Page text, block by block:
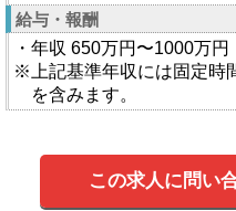
給与・報酬
・年収 650万円〜1000万円
※上記基準年収には固定時
を含みます。
この求人に問い